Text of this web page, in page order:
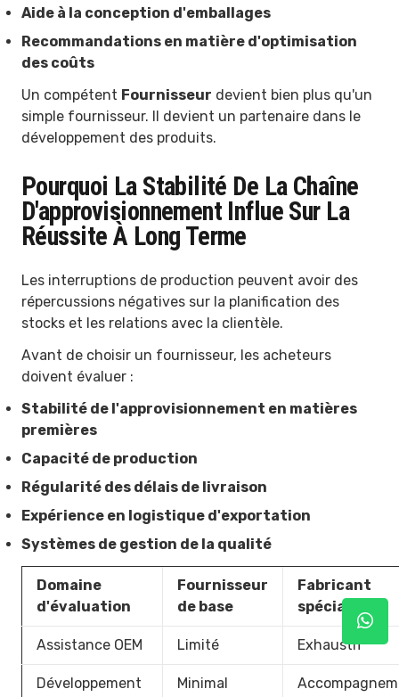
Aide à la conception d'emballages
Recommandations en matière d'optimisation
des coûts
Un compétent Fournisseur devient bien plus qu'un
simple fournisseur. Il devient un partenaire dans le
développement des produits.
Pourquoi La Stabilité De La Chaîne
D'approvisionnement Influe Sur La
Réussite À Long Terme
Les interruptions de production peuvent avoir des
répercussions négatives sur la planification des
stocks et les relations avec la clientèle.
Avant de choisir un fournisseur, les acheteurs
doivent évaluer :
Stabilité de l'approvisionnement en matières
premières
Capacité de production
Régularité des délais de livraison
Expérience en logistique d'exportation
Systèmes de gestion de la qualité
Domaine
d'évaluation
Fournisseur
de base
Fabricant
spécialisé
Assistance OEM Limité Exhaustif
Développement
Minimal